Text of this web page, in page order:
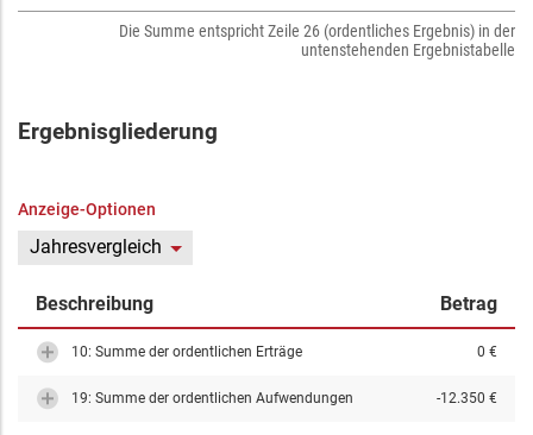
Die Summe entspricht Zeile 26 (ordentliches Ergebnis) in der
untenstehenden Ergebnistabelle
Ergebnisgliederung
Anzeige-Optionen
Jahresvergleich
Beschreibung Betrag
10: Summe der ordentlichen Erträge 0 €
19: Summe der ordentlichen Aufwendungen -12.350 €